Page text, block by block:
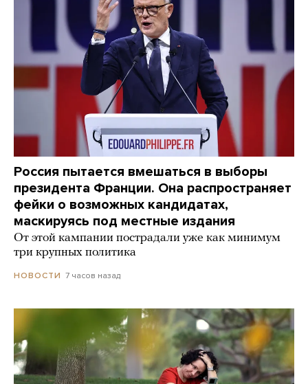
Россия пытается вмешаться в выборы
президента Франции. Она распространяет
фейки о возможных кандидатах,
маскируясь под местные издания
От этой кампании пострадали уже как минимум
три крупных политика
НОВОСТИ 7 часов назад